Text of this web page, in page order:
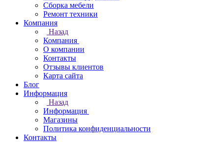
Сборка мебели
Ремонт техники
Компания
Назад
Компания
О компании
Контакты
Отзывы клиентов
Карта сайта
Блог
Информация
Назад
Информация
Магазины
Политика конфиденциальности
Контакты